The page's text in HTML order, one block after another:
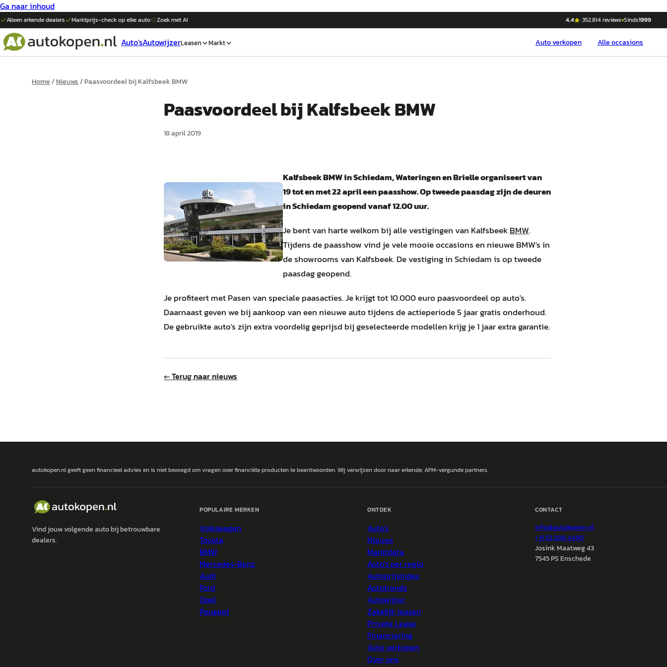
Ga naar inhoud
Alleen erkende dealers Marktprijs-check op elkeauto Zoek met AI 4,4 ·352.814reviews Sinds1999
Auto'sAutowijzerLeasen Markt Autoverkopen Alle occasions
Home/Nieuws/Paasvoordeel bij Kalfsbeek BMW
Paasvoordeel bij Kalfsbeek BMW
18 april 2019
Kalfsbeek BMW in Schiedam, Wateringen en Brielle organiseert van
19 tot en met 22 april een paasshow. Op tweede paasdag zijn de deuren
in Schiedam geopend vanaf 12.00 uur.
Je bent van harte welkom bij alle vestigingen van KalfsbeekBMW.
Tijdens de paasshow vind je vele mooie occasions en nieuwe BMW's in
de showrooms van Kalfsbeek. De vestiging in Schiedam is op tweede
paasdag geopend.
Je profiteert met Pasen van speciale paasacties. Je krijgt tot 10.000 euro paasvoordeel op auto's.
Daarnaast geven we bij aankoop van een nieuwe auto tijdens de actieperiode 5 jaar gratis onderhoud.
De gebruikte auto's zijn extra voordelig geprijsd bij geselecteerde modellen krijg je 1 jaar extra garantie.
← Terug naar nieuws
autokopen.nl geeft geen financieel advies en is niet bevoegd om vragen over financiële producten te beantwoorden. Wij verwijzen door naar erkende, AFM-vergunde partners.
Vind jouw volgende auto bij betrouwbare
dealers.
POPULAIRE MERKEN
Volkswagen
Toyota
BMW
Mercedes-Benz
Audi
Ford
Opel
Peugeot
ONTDEK
Auto's
Nieuws
Marktdata
Auto's per regio
Autoprijsindex
Autotrends
Autowijzer
Zakelijk leasen
Private Lease
Financiering
Auto verkopen
Over ons
CONTACT
info@autokopen.nl
+31 53 208 4490
Josink Maatweg 43
7545 PS Enschede